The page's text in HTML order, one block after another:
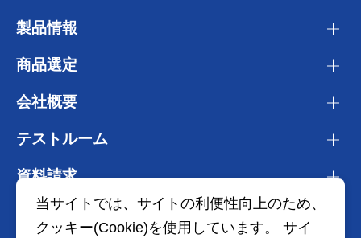
製品情報
商品選定
会社概要
テストルーム
資料請求
WEBショールーム
当サイトでは、サイトの利便性向上のため、
クッキー(Cookie)を使用しています。 サイ